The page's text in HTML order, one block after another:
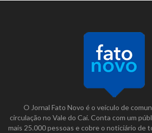
O Jornal Fato Novo é o veículo de
circulação no Vale do Caí. Conta com um
mais 25.000 pessoas e cobre o noticiário de